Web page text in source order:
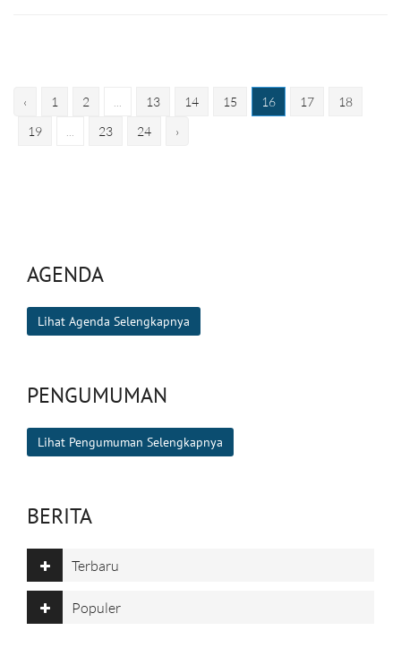
‹ 1 2 13 14 15 16 17
18
19
23 24 ›
AGENDA
Lihat Agenda Selengkapnya
PENGUMUMAN
Lihat Pengumuman Selengkapnya
BERITA
Terbaru
Populer